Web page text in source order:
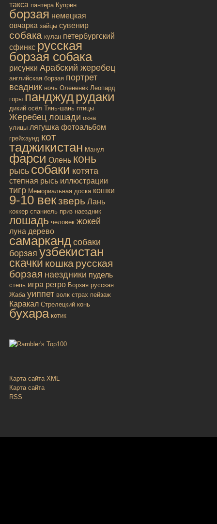
такса пантера Куприн
борзая немецкая
овчарка зайцы сувенир
собака кулан петербургский
сфинкс русская
борзая собака
рисунки Арабский жеребец
английская борзая портрет
всадник ночь Олененёк Леопард
горы панджудрудаки
дикий осёл Тянь-шань птицы
Жеребец лошади окна
улицы лягушка фотоальбом
грейхаунд кот
таджикистан Манул
фарси Олень конь
рысь собаки котята
степная рысь иллюстрации
тигр Мемориальная доска кошки
9-10 векзверь Лань
коккер спаниель приз наездник
лошадь человек жокей
луна дерево
самарканд собаки
борзая узбекистан
скачки кошка русская
борзая наездники пудель
степь игра ретро Борзая русская
Жаба уиппет волк страх пейзаж
Каракал Стрелецкий конь
бухара котик
Карта сайта XML
Карта сайта
RSS